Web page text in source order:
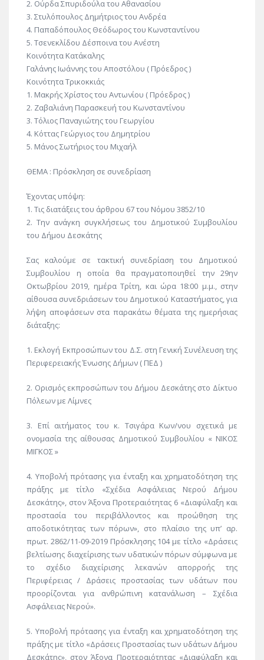
2. Ούρδα Σπυριδούλα του Αθανασίου
3. Στυλόπουλος Δημήτριος του Ανδρέα
4. Παπαδόπουλος Θεόδωρος του Κωνσταντίνου
5. Τσενεκλίδου Δέσποινα του Ανέστη
Κοινότητα Κατάκαλης
Γαλάνης Ιωάννης του Αποστόλου ( Πρόεδρος )
Κοινότητα Τρικοκκιάς
1. Μακρής Χρίστος του Αντωνίου ( Πρόεδρος )
2. Ζαβαλιάνη Παρασκευή του Κωνσταντίνου
3. Τόλιος Παναγιώτης του Γεωργίου
4. Κόττας Γεώργιος του Δημητρίου
5. Μάνος Σωτήριος του Μιχαήλ
ΘΕΜΑ : Πρόσκληση σε συνεδρίαση
Έχοντας υπόψη:
1. Τις διατάξεις του άρθρου 67 του Νόμου 3852/10
2. Την ανάγκη συγκλήσεως του Δημοτικού Συμβουλίου
του Δήμου Δεσκάτης
Σας καλούμε σε τακτική συνεδρίαση του Δημοτικού
Συμβουλίου η οποία θα πραγματοποιηθεί την 29ην
Οκτωβρίου 2019, ημέρα Τρίτη, και ώρα 18:00 μ.μ., στην
αίθουσα συνεδριάσεων του Δημοτικού Καταστήματος, για
λήψη αποφάσεων στα παρακάτω θέματα της ημερήσιας
διάταξης:
1. Εκλογή Εκπροσώπων του Δ.Σ. στη Γενική Συνέλευση της
Περιφερειακής Ένωσης Δήμων ( ΠΕΔ )
2. Ορισμός εκπροσώπων του Δήμου Δεσκάτης στο Δίκτυο
Πόλεων με Λίμνες
3. Επί αιτήματος του κ. Τσιγάρα Κων/νου σχετικά με
ονομασία της αίθουσας Δημοτικού Συμβουλίου « ΝΙΚΟΣ
ΜΙΓΚΟΣ »
4. Υποβολή πρότασης για ένταξη και χρηματοδότηση της
πράξης με τίτλο «Σχέδια Ασφάλειας Νερού Δήμου
Δεσκάτης», στον Άξονα Προτεραιότητας 6 «Διαφύλαξη και
προστασία του περιβάλλοντος και προώθηση της
αποδοτικότητας των πόρων», στο πλαίσιο της υπ’ αρ.
πρωτ. 2862/11-09-2019 Πρόσκλησης 104 με τίτλο «Δράσεις
βελτίωσης διαχείρισης των υδατικών πόρων σύμφωνα με
το σχέδιο διαχείρισης λεκανών απορροής της
Περιφέρειας / Δράσεις προστασίας των υδάτων που
προορίζονται για ανθρώπινη κατανάλωση – Σχέδια
Ασφάλειας Νερού».
5. Υποβολή πρότασης για ένταξη και χρηματοδότηση της
πράξης με τίτλο «Δράσεις Προστασίας των υδάτων Δήμου
Δεσκάτης», στον Άξονα Προτεραιότητας «Διαφύλαξη και